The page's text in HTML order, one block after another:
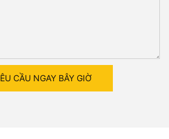
CẦU NGAY BÂY GIỜ